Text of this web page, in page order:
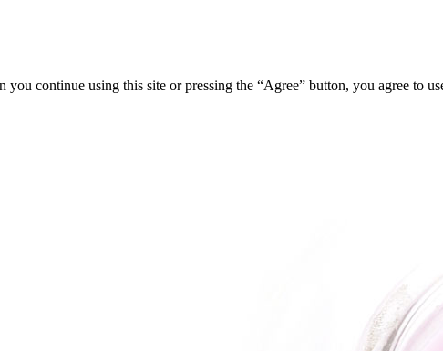
continue using this site or pressing the “Agree” button, you agree to